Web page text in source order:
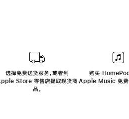
选择免费送货服务，或者到
Store 零售店提取现货商
品。
购买
Apple Music 免费